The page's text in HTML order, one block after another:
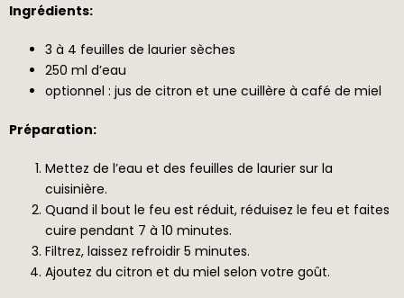
Ingrédients:
3 à 4 feuilles de laurier sèches
250 ml d’eau
optionnel : jus de citron et une cuillère à café de miel
Préparation:
Mettez de l’eau et des feuilles de laurier sur la
cuisinière.
Quand il bout le feu est réduit, réduisez le feu et faites
cuire pendant 7 à 10 minutes.
Filtrez, laissez refroidir 5 minutes.
Ajoutez du citron et du miel selon votre goût.